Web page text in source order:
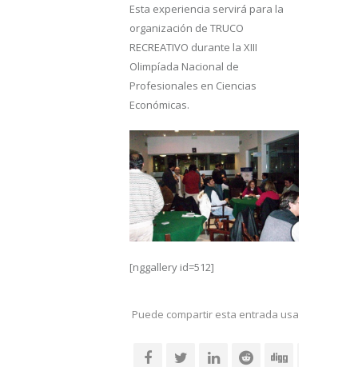
Esta experiencia servirá para la
organización de TRUCO
RECREATIVO durante la XIII
Olimpíada Nacional de
Profesionales en Ciencias
Económicas.
[nggallery id=512]
Puede compartir esta entrada usando sus